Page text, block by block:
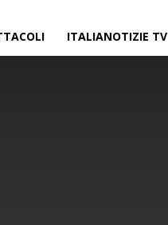
ITALIANOTIZIE TV